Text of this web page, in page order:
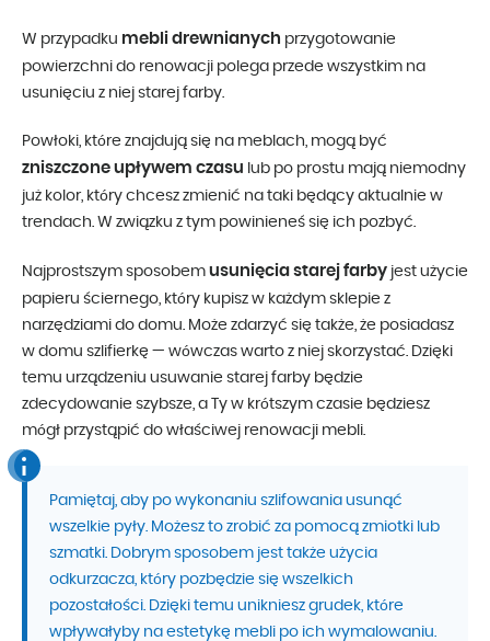
W przypadku mebli drewnianych przygotowanie
powierzchni do renowacji polega przede wszystkim na
usunięciu z niej starej farby.
Powłoki, które znajdują się na meblach, mogą być
zniszczone upływem czasu lub po prostu mają niemodny
już kolor, który chcesz zmienić na taki będący aktualnie w
trendach. W związku z tym powinieneś się ich pozbyć.
Najprostszym sposobem usunięcia starej farby jest użycie
papieru ściernego, który kupisz w każdym sklepie z
narzędziami do domu. Może zdarzyć się także, że posiadasz
w domu szlifierkę — wówczas warto z niej skorzystać. Dzięki
temu urządzeniu usuwanie starej farby będzie
zdecydowanie szybsze, a Ty w krótszym czasie będziesz
mógł przystąpić do właściwej renowacji mebli.
Pamiętaj, aby po wykonaniu szlifowania usunąć
wszelkie pyły. Możesz to zrobić za pomocą zmiotki lub
szmatki. Dobrym sposobem jest także użycia
odkurzacza, który pozbędzie się wszelkich
pozostałości. Dzięki temu unikniesz grudek, które
wpływałyby na estetykę mebli po ich wymalowaniu.